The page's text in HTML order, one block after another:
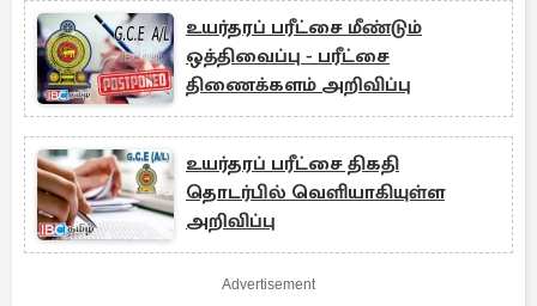
உயர்தரப் பரீட்சை மீண்டும்
ஒத்திவைப்பு - பரீட்சை
திணைக்களம் அறிவிப்பு
உயர்தரப் பரீட்சை திகதி
தொடர்பில் வெளியாகியுள்ள
அறிவிப்பு
Advertisement